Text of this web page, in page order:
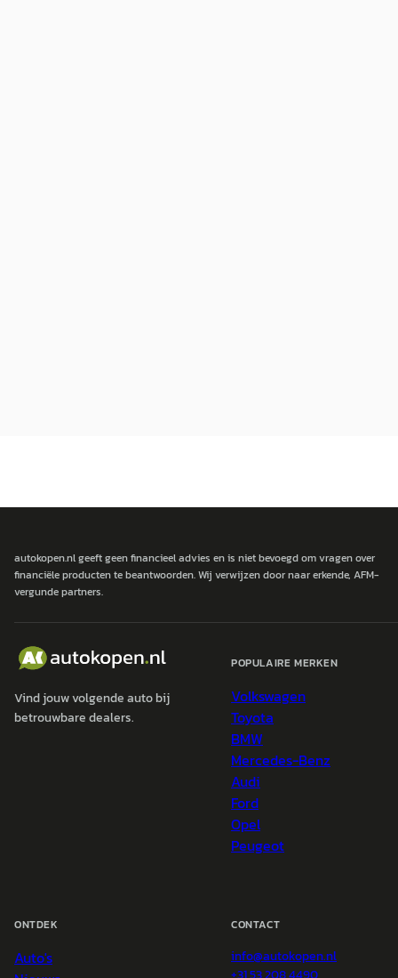
autokopen.nl geeft geen financieel advies en is niet bevoegd om vragen over
financiële producten te beantwoorden. Wij verwijzen door naar erkende, AFM-
vergunde partners.
Vind jouw volgende auto bij
betrouwbare dealers.
POPULAIRE MERKEN
Volkswagen
Toyota
BMW
Mercedes-Benz
Audi
Ford
Opel
Peugeot
ONTDEK
Auto's
CONTACT
info@autokopen.nl